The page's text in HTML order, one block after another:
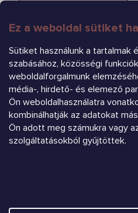
Ez a weboldal sütiket
Sütiket használunk a tartalmak
szabásához, közösségi
weboldalforgalmunk
média-, hirdető- és elemező
Ön weboldalhasználatra
kombinálhatják az adatokat
Ön adott meg számukra vagy
szolgáltatásokból gyűjtöttek.
FELIRATKOZÁS